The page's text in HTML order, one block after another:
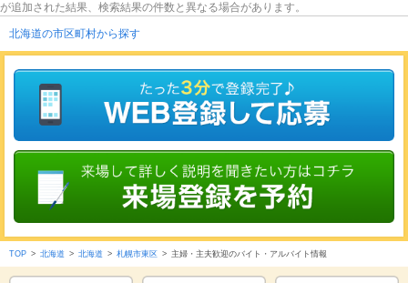
が追加された結果、検索結果の件数と異なる場合があります。
北海道の市区町村から探す
TOP > 北海道 > 北海道 > 札幌市東区 > 主婦・主夫歓迎のバイト・アルバイト情報